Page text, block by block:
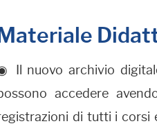
Il nuovo archivio
accedere
di tutti i corsi